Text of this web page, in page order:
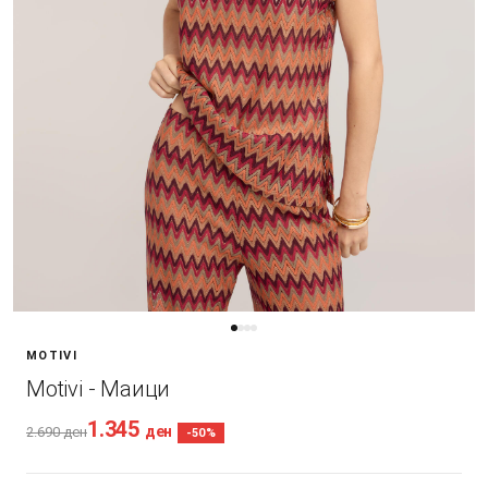
MOTIVI
Motivi - Маици
2.690ден1.345 ден -50%